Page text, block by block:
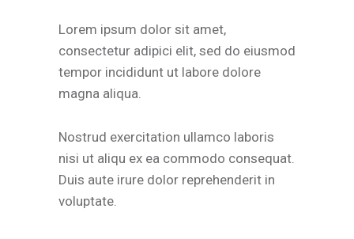
Lorem ipsum dolor sit amet,
consectetur adipici elit, sed do eiusmod
tempor incididunt ut labore dolore
magna aliqua.
Nostrud exercitation ullamco laboris
nisi ut aliqu ex ea commodo consequat.
Duis aute irure dolor reprehenderit in
voluptate.